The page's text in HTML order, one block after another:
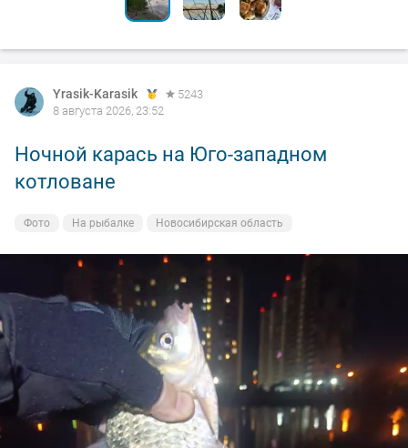
Yrasik-Karasik
5243
8 августа 2026, 23:52
Ночной карась на Юго-западном
котловане
Фото На рыбалке Новосибирская область